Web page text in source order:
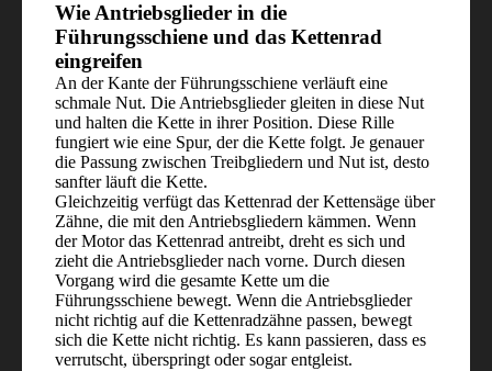
Wie Antriebsglieder in die
Führungsschiene und das Kettenrad
eingreifen
An der Kante der Führungsschiene verläuft eine
schmale Nut. Die Antriebsglieder gleiten in diese Nut
und halten die Kette in ihrer Position. Diese Rille
fungiert wie eine Spur, der die Kette folgt. Je genauer
die Passung zwischen Treibgliedern und Nut ist, desto
sanfter läuft die Kette.
Gleichzeitig verfügt das Kettenrad der Kettensäge über
Zähne, die mit den Antriebsgliedern kämmen. Wenn
der Motor das Kettenrad antreibt, dreht es sich und
zieht die Antriebsglieder nach vorne. Durch diesen
Vorgang wird die gesamte Kette um die
Führungsschiene bewegt. Wenn die Antriebsglieder
nicht richtig auf die Kettenradzähne passen, bewegt
sich die Kette nicht richtig. Es kann passieren, dass es
verrutscht, überspringt oder sogar entgleist.